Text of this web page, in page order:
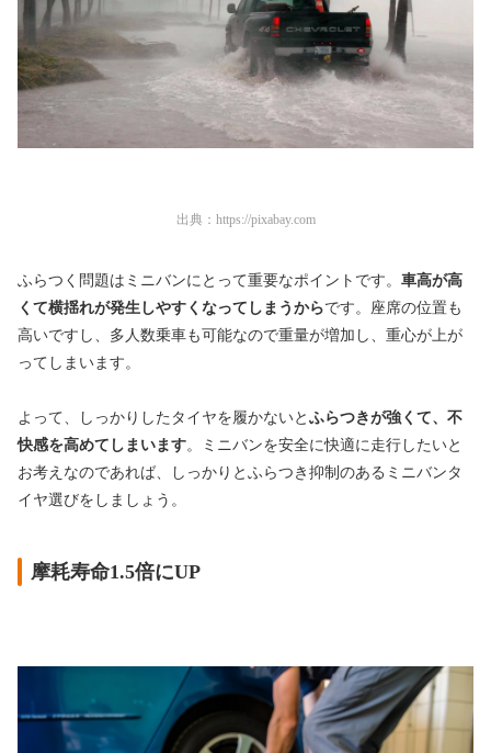
出典： https://pixabay.com
ふらつく問題はミニバンにとって重要なポイントです。 車高が高
くて横揺れが発生しやすくなってしまうからです。座席の位置も
高いですし、多人数乗車も可能なので重量が増加し、重心が上が
ってしまいます。
よって、しっかりしたタイヤを履かないと ふらつきが強くて、不
快感を高めてしまいます。ミニバンを安全に快適に走行したいと
お考えなのであれば、しっかりとふらつき抑制のあるミニバンタ
イヤ選びをしましょう。
摩耗寿命1.5倍にUP